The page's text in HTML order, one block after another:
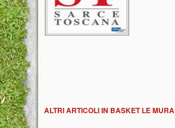
ALTRI ARTICOLI IN BASKET LE MURA